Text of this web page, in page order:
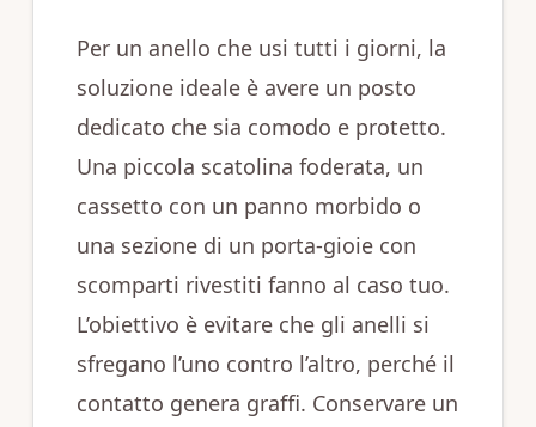
Per un anello che usi tutti i giorni, la
soluzione ideale è avere un posto
dedicato che sia comodo e protetto.
Una piccola scatolina foderata, un
cassetto con un panno morbido o
una sezione di un porta-gioie con
scomparti rivestiti fanno al caso tuo.
L’obiettivo è evitare che gli anelli si
sfregano l’uno contro l’altro, perché il
contatto genera graffi. Conservare un